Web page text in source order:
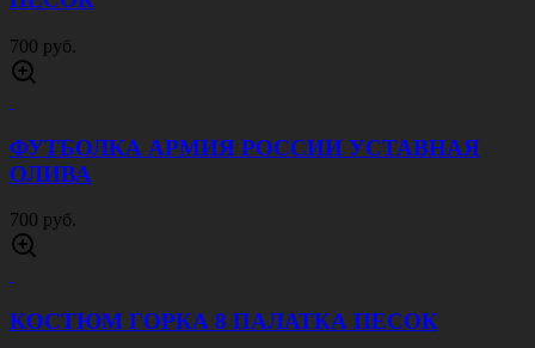
КОСТЮМ ГОРКА 5 РИП СТОП ОЛИВА
4500 руб.
КОСТЮМ ГОРКА 5 РИП СТОП ЦИФРА
СЕРАЯ
4500 руб.